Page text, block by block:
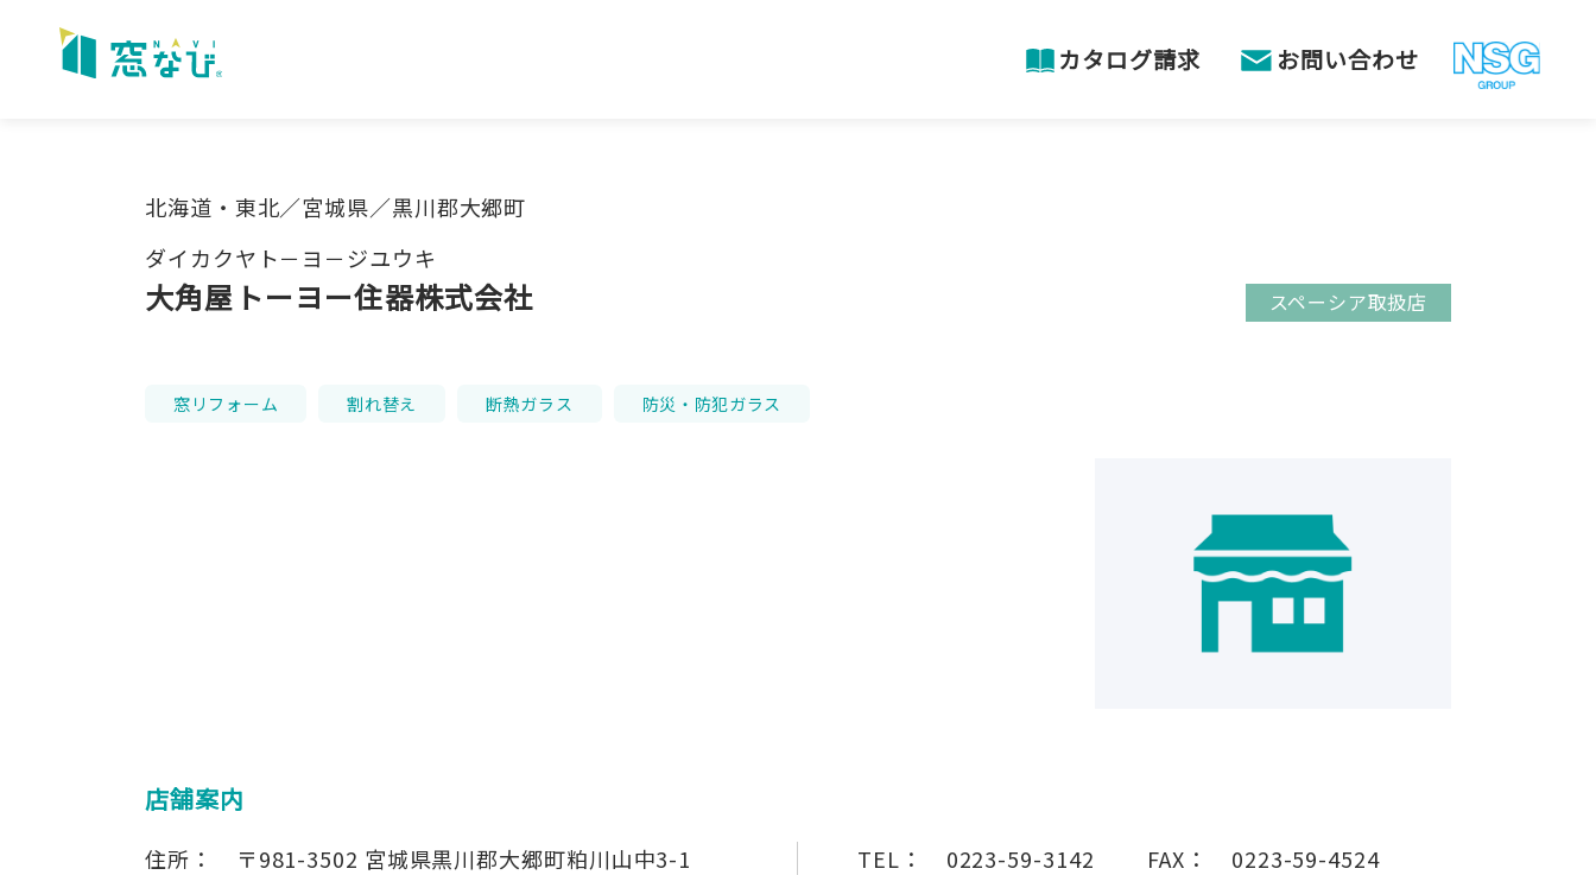
content
カタログ請求 お問い合わせ
北海道・東北／宮城県／黒川郡大郷町
ダイカクヤト－ヨ－ジユウキ
大角屋トーヨー住器株式会社 スペーシア取扱店
窓リフォーム 割れ替え 断熱ガラス 防災・防犯ガラス
店舗案内
住所： 〒981-3502 宮城県黒川郡大郷町粕川山中3-1 TEL： 0223-59-3142 FAX：
0223-59-4524